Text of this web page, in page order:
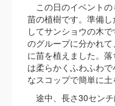
この日のイベントの
苗の植樹です。準備
してサンショウの木
のグループに分かれ
に苗を植えました。
は柔らかくふわふわ
なスコップで簡単に土
途中、長さ30センチ